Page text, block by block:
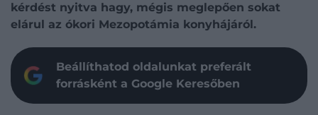
kérdést nyitva hagy, mégis meglepően sokat
elárul az ókori Mezopotámia konyhájáról.
Beállíthatod oldalunkat preferált
forrásként a Google Keresőben